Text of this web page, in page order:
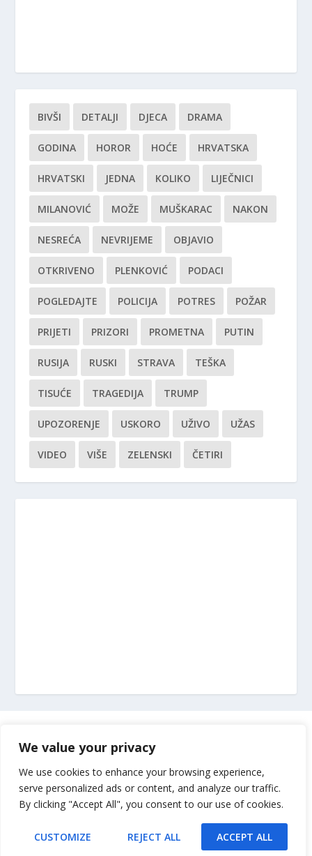
We value your privacy
We use cookies to enhance your browsing experience,
serve personalized ads or content, and analyze our traffic.
By clicking "Accept All", you consent to our use of cookies.
CUSTOMIZE REJECT ALL ACCEPT ALL
BIVŠI DETALJI DJECA DRAMA
GODINA HOROR HOĆE HRVATSKA
HRVATSKI JEDNA KOLIKO LIJEČNICI
MILANOVIĆ MOŽE MUŠKARAC NAKON
NESREĆA NEVRIJEME OBJAVIO
OTKRIVENO PLENKOVIĆ PODACI
POGLEDAJTE POLICIJA POTRES POŽAR
PRIJETI PRIZORI PROMETNA PUTIN
RUSIJA RUSKI STRAVA TEŠKA
TISUĆE TRAGEDIJA TRUMP
UPOZORENJE USKORO UŽIVO UŽAS
VIDEO VIŠE ZELENSKI ČETIRI
Impressum
Uvjeti korištenja
Kontakt